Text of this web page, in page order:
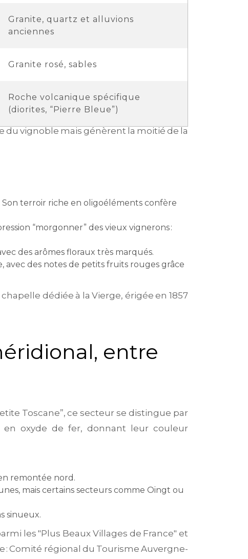
Granite, quartz et alluvions
anciennes
Granite rosé, sables
Roche volcanique spécifique
(diorites, “Pierre Bleue”)
du vignoble mais génèrent la moitié de la
Son terroir riche en oligoéléments confère
“morgonner” des vieux vignerons :
des arômes floraux très marqués.
des notes de petits fruits rouges grâce
dédiée à la Vierge, érigée en 1857
entre
Toscane”, ce secteur se distingue par
en oxyde de fer, donnant leur couleur
remontée nord.
mais certains secteurs comme Oingt ou
sinueux.
les "Plus Beaux Villages de France" et
Comité régional du Tourisme Auvergne-